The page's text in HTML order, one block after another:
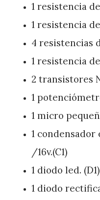
1 resistencia de
1 resistencia
4 resistencias
1 resistencia
2 transistores
1
1 micro
1
/16v.(C1)
1 diodo led. (D1)
1 diodo